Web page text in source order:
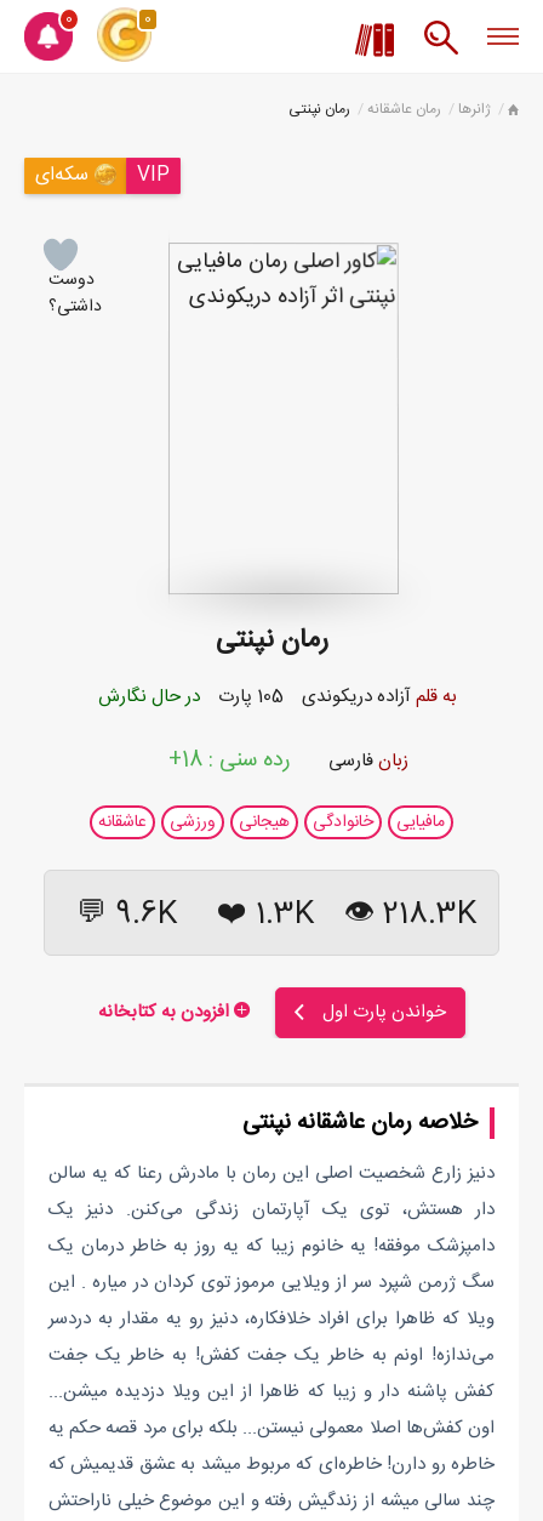
0 0
ژانرها رمان عاشقانه رمان نپنتی
سکه‌ای VIP
دوست
داشتی؟
رمان نپنتی
به قلمآزاده دریکوندی 105 پارت در حال نگارش
زبانفارسی رده سنی : 18+
مافیایی خانوادگی هیجانی ورزشی عاشقانه
218.3K 👁
1.3K
❤️
9.6K 💬
خواندن پارت اول افزودن به کتابخانه
خلاصه رمان عاشقانه نپنتی
دنیز زارع شخصیت اصلی این رمان با مادرش رعنا که یه سالن
دار هستش، توی یک آپارتمان زندگی می‌کنن. دنیز یک
دامپزشک موفقه! یه خانوم زیبا که یه روز به خاطر درمان یک
سگ ژرمن شپرد سر از ویلایی مرموز توی کردان در میاره . این
ویلا که ظاهرا برای افراد خلافکاره، دنیز رو یه مقدار به دردسر
می‌ندازه! اونم به خاطر یک جفت کفش! به خاطر یک جفت
کفش پاشنه دار و زیبا که ظاهرا از این ویلا دزدیده میشن...
اون کفش‌ها اصلا معمولی نیستن... بلکه برای مرد قصه حکم یه
خاطره رو دارن! خاطره‌ای که مربوط میشد به عشق قدیمیش که
چند سالی میشه از زندگیش رفته و این موضوع خیلی ناراحتش